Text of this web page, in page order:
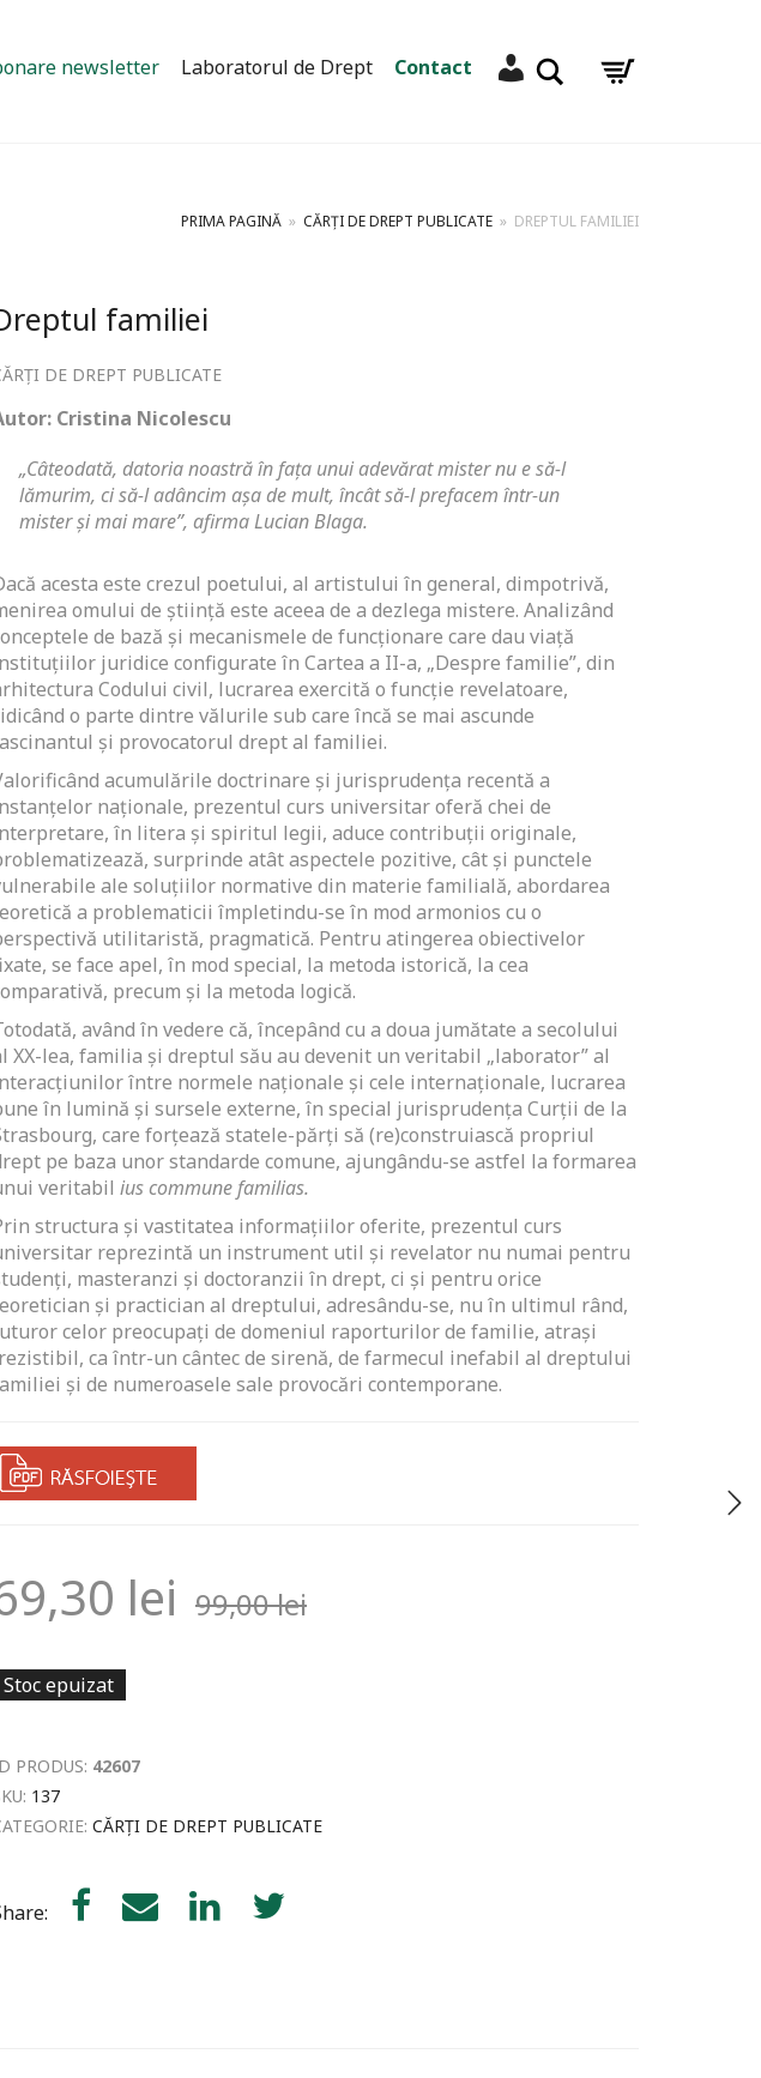
newsletter Laboratorul de Drept Contact Contul meuCaută
PRIMA PAGINĂ » CĂRȚI DE DREPT PUBLICATE » DREPTUL FAMILIEI
familiei
DE DREPT PUBLICATE
Cristina Nicolescu
„Câteodată, datoria noastră în fața unui adevărat mister nu e să-l
lămurim, ci să-l adâncim așa de mult, încât să-l prefacem într-un
mister și mai mare”, afirma Lucian Blaga.
acesta este crezul poetului, al artistului în general, dimpotrivă,
omului de știință este aceea de a dezlega mistere. Analizând
de bază și mecanismele de funcționare care dau viață
juridice configurate în Cartea a II-a, „Despre familie”, din
Codului civil, lucrarea exercită o funcție revelatoare,
o parte dintre vălurile sub care încă se mai ascunde
și provocatorul drept al familiei.
acumulările doctrinare și jurisprudența recentă a
naționale, prezentul curs universitar oferă chei de
în litera și spiritul legii, aduce contribuții originale,
surprinde atât aspectele pozitive, cât și punctele
ale soluțiilor normative din materie familială, abordarea
a problematicii împletindu-se în mod armonios cu o
utilitaristă, pragmatică. Pentru atingerea obiectivelor
se face apel, în mod special, la metoda istorică, la cea
precum și la metoda logică.
având în vedere că, începând cu a doua jumătate a secolului
XX-lea, familia şi dreptul său au devenit un veritabil „laborator” al
între normele naționale și cele internaționale, lucrarea
în lumină și sursele externe, în special jurisprudența Curții de la
care forțează statele-părți să (re)construiască propriul
pe baza unor standarde comune, ajungându-se astfel la formarea
veritabil ius commune familias.
structura și vastitatea informațiilor oferite, prezentul curs
reprezintă un instrument util și revelator nu numai pentru
masteranzi și doctoranzii în drept, ci și pentru orice
și practician al dreptului, adresându-se, nu în ultimul rând,
celor preocupați de domeniul raporturilor de familie, atrași
ca într-un cântec de sirenă, de farmecul inefabil al dreptului
și de numeroasele sale provocări contemporane.
99,00lei
lei
Stoc epuizat
PRODUS: 42607
137
CĂRȚI DE DREPT PUBLICATE